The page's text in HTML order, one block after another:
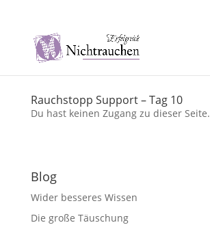
Rauchstopp Support – Tag 10
Du hast keinen Zugang zu dieser Seite.
Blog
Wider besseres Wissen
Die große Täuschung